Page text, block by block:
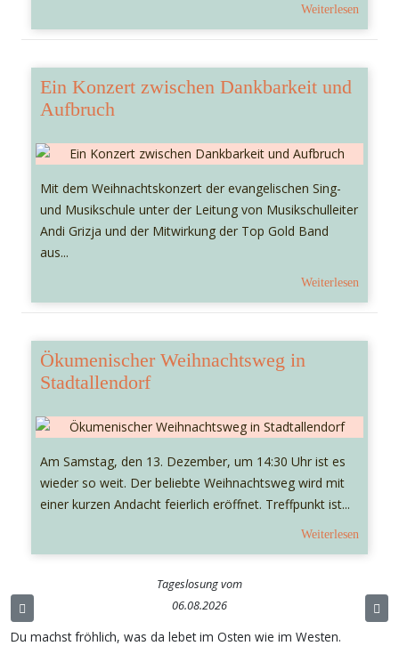
Weiterlesen
Ein Konzert zwischen Dankbarkeit und
Aufbruch
Mit dem Weihnachtskonzert der evangelischen Sing-
und Musikschule unter der Leitung von Musikschulleiter
Andi Grizja und der Mitwirkung der Top Gold Band
aus...
Weiterlesen
Ökumenischer Weihnachtsweg in
Stadtallendorf
Am Samstag, den 13. Dezember, um 14:30 Uhr ist es
wieder so weit. Der beliebte Weihnachtsweg wird mit
einer kurzen Andacht feierlich eröffnet. Treffpunkt ist...
Weiterlesen
Tageslosung vom
06.08.2026
Du machst fröhlich, was da lebet im Osten wie im Westen.